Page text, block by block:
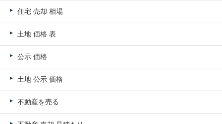
住宅 売却 相場
土地 価格 表
公示 価格
土地 公示 価格
不動産を売る